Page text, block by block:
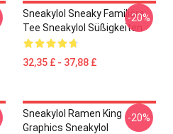
Sneakylol Sneaky Familiäre
Tee Sneakylol Süßigkeiten
32,35 £ - 37,88 £
-20%
Sneakylol Ramen King
Graphics Sneakylol
-20%